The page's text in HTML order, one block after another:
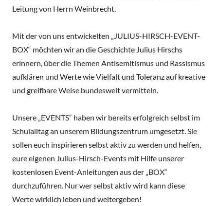
Leitung von Herrn Weinbrecht.
Mit der von uns entwickelten „JULIUS-HIRSCH-EVENT-
BOX“ möchten wir an die Geschichte Julius Hirschs
erinnern, über die Themen Antisemitismus und Rassismus
aufklären und Werte wie Vielfalt und Toleranz auf kreative
und greifbare Weise bundesweit vermitteln.
Unsere „EVENTS“ haben wir bereits erfolgreich selbst im
Schulalltag an unserem Bildungszentrum umgesetzt. Sie
sollen euch inspirieren selbst aktiv zu werden und helfen,
eure eigenen Julius-Hirsch-Events mit Hilfe unserer
kostenlosen Event-Anleitungen aus der „BOX“
durchzuführen. Nur wer selbst aktiv wird kann diese
Werte wirklich leben und weitergeben!